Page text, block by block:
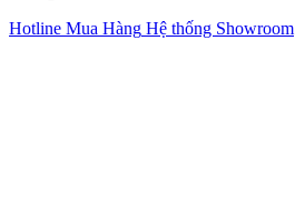
Hotline Mua Hàng Hệ thống Showroom